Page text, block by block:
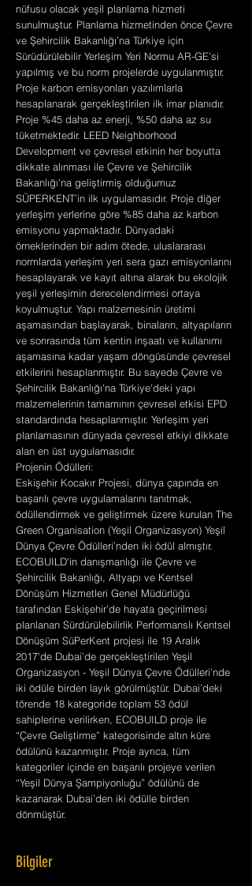
nüfusu olacak yeşil planlama hizmeti
sunulmuştur. Planlama hizmetinden önce Çevre
ve Şehircilik Bakanlığı’na Türkiye için
Sürüdürülebilir Yerleşim Yeri Normu AR-GE’si
yapılmış ve bu norm projelerde uygulanmıştır.
Proje karbon emisyonları yazılımlarla
hesaplanarak gerçekleştirilen ilk imar planıdır.
Proje %45 daha az enerji, %50 daha az su
tüketmektedir. LEED Neighborhood
Development ve çevresel etkinin her boyutta
dikkate alınması ile Çevre ve Şehircilik
Bakanlığı'na geliştirmiş olduğumuz
SÜPERKENT’in ilk uygulamasıdır. Proje diğer
yerleşim yerlerine göre %85 daha az karbon
emisyonu yapmaktadır. Dünyadaki
örneklerinden bir adım ötede, uluslararası
normlarda yerleşim yeri sera gazı emisyonlarını
hesaplayarak ve kayıt altına alarak bu ekolojik
yeşil yerleşimin derecelendirmesi ortaya
koyulmuştur. Yapı malzemesinin üretimi
aşamasından başlayarak, binaların, altyapıların
ve sonrasında tüm kentin inşaatı ve kullanımı
aşamasına kadar yaşam döngüsünde çevresel
etkilerini hesaplanmıştır. Bu sayede Çevre ve
Şehircilik Bakanlığı'na Türkiye'deki yapı
malzemelerinin tamamının çevresel etkisi EPD
standardında hesaplanmıştır. Yerleşim yeri
planlamasının dünyada çevresel etkiyi dikkate
alan en üst uygulamasıdır.
Projenin Ödülleri:
Eskişehir Kocakır Projesi, dünya çapında en
başarılı çevre uygulamalarını tanıtmak,
ödüllendirmek ve geliştirmek üzere kurulan The
Green Organisation (Yeşil Organizasyon) Yeşil
Dünya Çevre Ödülleri’nden iki ödül almıştır.
ECOBUILD'in danışmanlığı ile Çevre ve
Şehircilik Bakanlığı, Altyapı ve Kentsel
Dönüşüm Hizmetleri Genel Müdürlüğü
tarafından Eskişehir’de hayata geçirilmesi
planlanan Sürdürülebilirlik Performanslı Kentsel
Dönüşüm SüPerKent projesi ile 19 Aralık
2017'de Dubai’de gerçekleştirilen Yeşil
Organizasyon - Yeşil Dünya Çevre Ödülleri’nde
iki ödüle birden layık görülmüştür. Dubai’deki
törende 18 kategoride toplam 53 ödül
sahiplerine verilirken, ECOBUILD proje ile
“Çevre Geliştirme” kategorisinde altın küre
ödülünü kazanmıştır. Proje ayrıca, tüm
kategoriler içinde en başarılı projeye verilen
“Yeşil Dünya Şampiyonluğu” ödülünü de
kazanarak Dubai’den iki ödülle birden
dönmüştür.
Bilgiler